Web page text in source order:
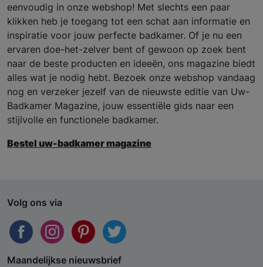
eenvoudig in onze webshop! Met slechts een paar
klikken heb je toegang tot een schat aan informatie en
inspiratie voor jouw perfecte badkamer. Of je nu een
ervaren doe-het-zelver bent of gewoon op zoek bent
naar de beste producten en ideeën, ons magazine biedt
alles wat je nodig hebt. Bezoek onze webshop vandaag
nog en verzeker jezelf van de nieuwste editie van Uw-
Badkamer Magazine, jouw essentiële gids naar een
stijlvolle en functionele badkamer.
Bestel uw-badkamer magazine
Volg ons via
Maandelijkse nieuwsbrief